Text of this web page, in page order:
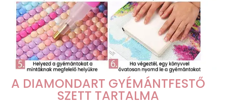
A DIAMONDART GYÉMÁNTFESTŐ
SZETT TARTALMA